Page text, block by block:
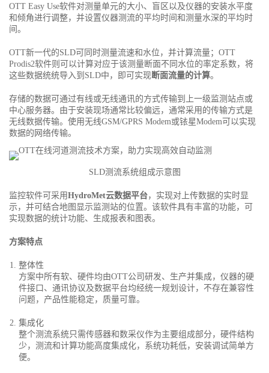
OTT Easy Use软件对测量单元的大小、盲区以及仪器的安装水平度
和倾角进行调整，并设置仪器测流的平均时间和测量水深的平均时
间。
OTT新一代的SLD可同时测量流速和水位，并计算流量；OTT
Prodis2软件则可以计算对应于该测量断面不同水位的率定系数，将
这些数据统统导入到SLD中，即可实现断面流量的计算。
存储的数据可通过有线或无线通讯的方式传输到上一级监测站点或
中心服务器。由于安装现场通常比较偏远，通常采用的传输方式是
无线数据传输。使用无线GSM/GPRS Modem或铱星Modem可以实现
数据的网络传输。
SLD测流系统组成示意图
监控软件可采用HydroMet云数据平台，实现对上传数据的实时显
示，并可结合地图显示监测站的位置。该软件具有丰富的功能，可
实现数据的统计功能、生成报表和图表。
方案特点
整体性
方案中所有软、硬件均由OTT公司研发、生产并集成，仪器的硬
件接口、通讯协议及数据平台均经统一规划设计，不存在兼容性
问题，产品性能稳定，质量可靠。
集成化
整个测流系统只需传感器和数采仪作为主要组成部分，硬件结构
少，测流和计算功能高度集成化，系统功耗低，安装调试简单方
便。